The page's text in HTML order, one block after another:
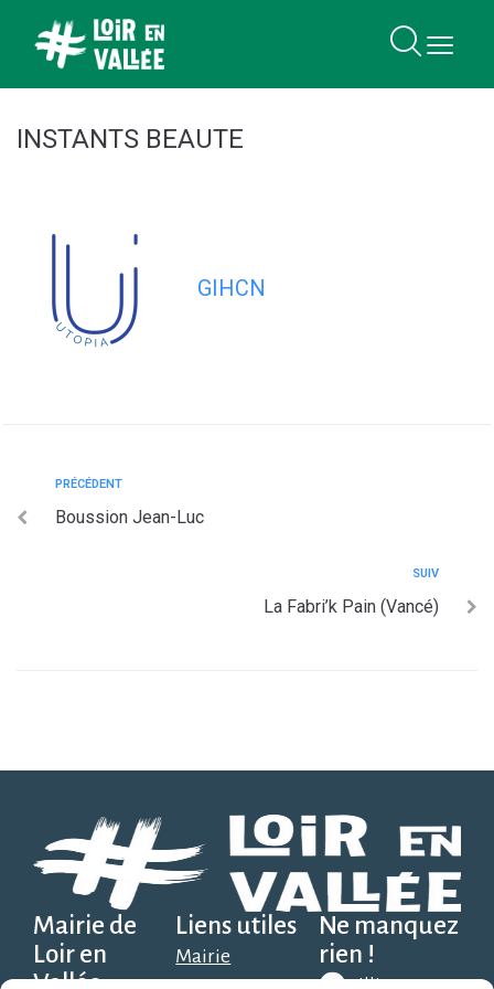
principal
INSTANTS BEAUTE
GIHCN
PRÉCÉDENT
Boussion Jean-Luc
SUIV
La Fabri’k Pain (Vancé)
Mairie de
Loir en
Vallée
Liens utiles
Mairie
Ne manquez
rien !
Illiwap